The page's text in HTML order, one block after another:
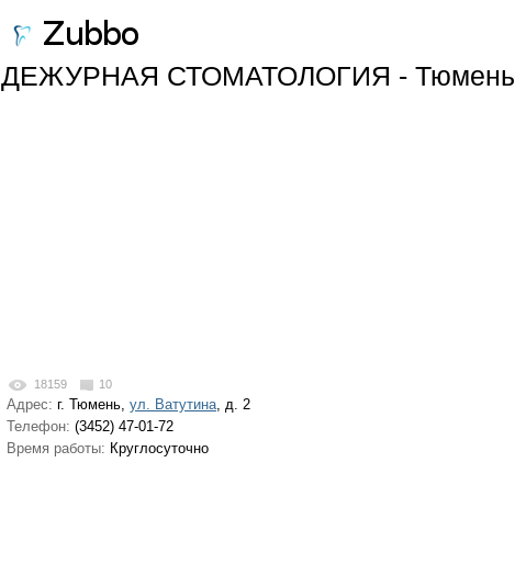
ДЕЖУРНАЯ СТОМАТОЛОГИЯ - Тюмень
18159 10
Адрес: г. Тюмень, ул. Ватутина, д. 2
Телефон: (3452) 47-01-72
Время работы: Круглосуточно